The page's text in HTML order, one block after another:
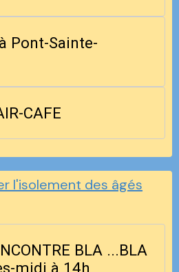
Pont-Sainte-
REPAIR-CAFE
l'isolement des âgés
BLA ...BLA
les lundis après-midi à 14h